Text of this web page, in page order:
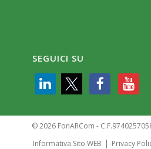
SEGUICI SU
© 2026 FonARCom -
Informativa Sito WEB | Privacy